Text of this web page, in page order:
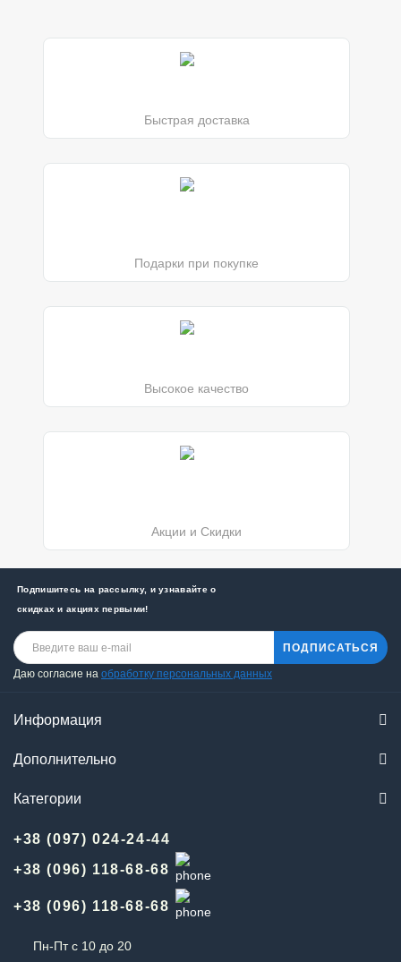
Быстрая доставка
Подарки при покупке
Высокое качество
Акции и Скидки
Подпишитесь на рассылку, и узнавайте о
скидках и акциях первыми!
ПОДПИСАТЬСЯ
Даю согласие на обработку персональных данных
Информация
Дополнительно
Категории
+38 (097) 024-24-44
+38 (096) 118-68-68
+38 (096) 118-68-68
Пн-Пт с 10 до 20